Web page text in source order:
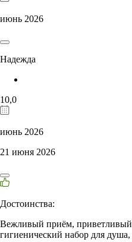
июнь 2026
Надежда
10,0
июнь 2026
21 июня 2026
Достоинства:
Вежливый приём, приветливый
гигиенический набор для